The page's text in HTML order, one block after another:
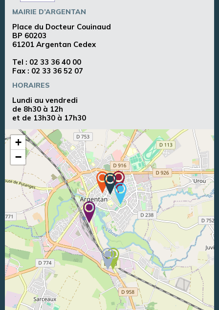
MAIRIE D’ARGENTAN
Place du Docteur Couinaud
BP 60203
61201 Argentan Cedex
Tel : 02 33 36 40 00
Fax : 02 33 36 52 07
HORAIRES
Lundi au vendredi
de 8h30 à 12h
et de 13h30 à 17h30
+
−